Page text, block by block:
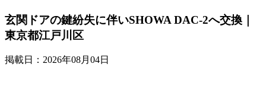
玄関ドアの鍵紛失に伴いSHOWA DAC-2へ交換｜
東京都江戸川区
掲載日：2026年08月04日